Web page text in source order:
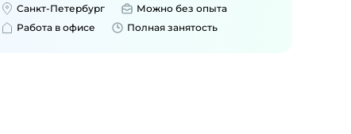
Санкт-Петербург
Можно без опыта
Работа в офисе
Полная занятость